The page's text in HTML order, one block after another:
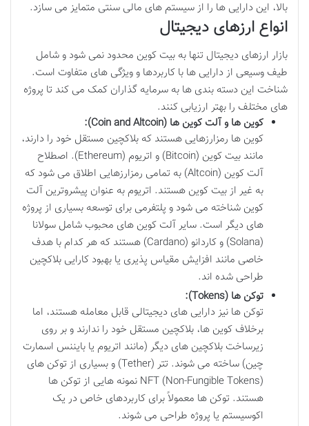
بالا، این دارایی ها را از سیستم های مالی سنتی متمایز می سازد.
انواع ارزهای دیجیتال
بازار ارزهای دیجیتال تنها به بیت کوین محدود نمی شود و شامل
طیف وسیعی از دارایی ها با کاربردها و ویژگی های متفاوت است.
شناخت این دسته بندی ها به سرمایه گذاران کمک می کند تا پروژه
های مختلف را بهتر ارزیابی کنند.
کوین ها و آلت کوین ها (Coin and Altcoin):
کوین ها رمزارزهایی هستند که بلاکچین مستقل خود را دارند،
مانند بیت کوین (Bitcoin) و اتریوم (Ethereum). اصطلاح
آلت کوین (Altcoin) به تمامی رمزارزهایی اطلاق می شود که
به غیر از بیت کوین هستند. اتریوم به عنوان پیشروترین آلت
کوین شناخته می شود و پلتفرمی برای توسعه بسیاری از پروژه
های دیگر است. سایر آلت کوین های محبوب شامل سولانا
(Solana) و کاردانو (Cardano) هستند که هر کدام با هدف
خاصی مانند افزایش مقیاس پذیری یا بهبود کارایی بلاکچین
طراحی شده اند.
توکن ها (Tokens):
توکن ها نیز دارایی های دیجیتالی قابل معامله هستند، اما
برخلاف کوین ها، بلاکچین مستقل خود را ندارند و بر روی
زیرساخت بلاکچین های دیگر (مانند اتریوم یا بایننس اسمارت
چین) ساخته می شوند. تتر (Tether) و بسیاری از توکن های
NFT (Non-Fungible Tokens) نمونه هایی از توکن ها
هستند. توکن ها معمولاً برای کاربردهای خاص در یک
اکوسیستم یا پروژه طراحی می شوند.